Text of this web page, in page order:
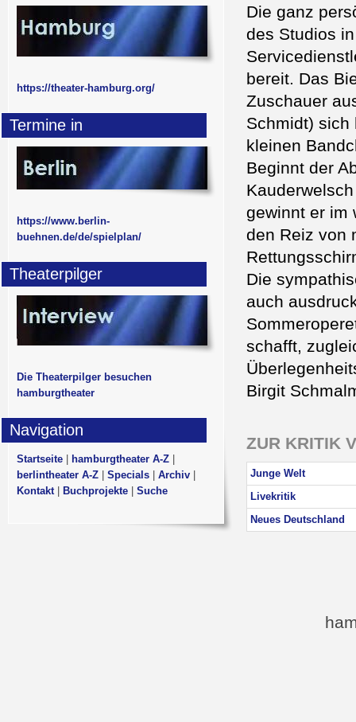
Die ganz
des Studios
bereit. Das
Zuschauer
Schmidt) sich
kleinen
Beginnt der
gewinnt er im
den Reiz von
Die
auch
schafft,
Birgit
ZUR KRITIK
Junge Welt
Livekritik
Neues Deutschland
https://theater-hamburg.org/
Termine in
https://www.berlin-
buehnen.de/de/spielplan/
Theaterpilger
Die Theaterpilger besuchen
hamburgtheater
Navigation
Startseite hamburgtheater A-Z
berlintheater A-Z
Specials Archiv
Kontakt| Buchprojekte Suche